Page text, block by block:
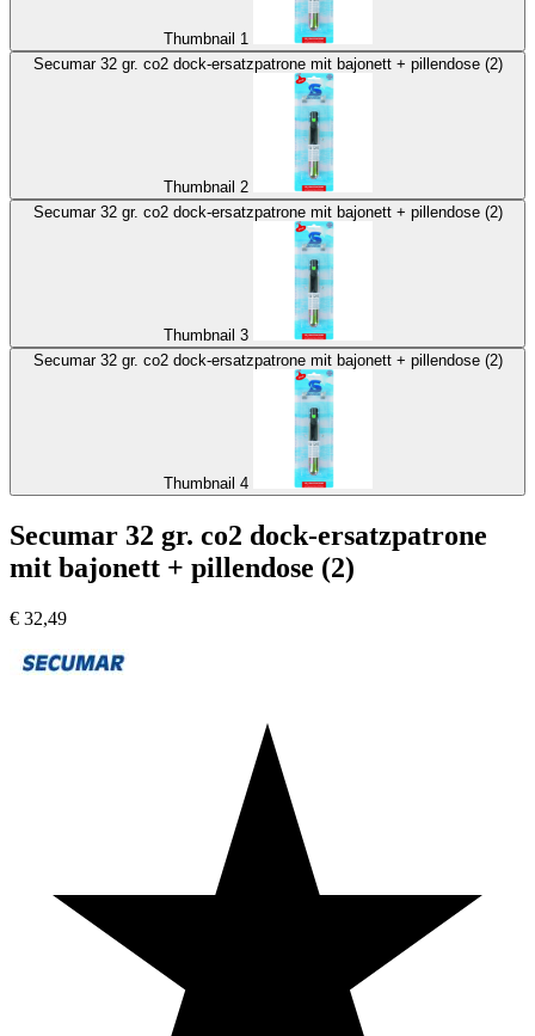
Thumbnail 1
Secumar 32 gr. co2 dock-ersatzpatrone mit bajonett + pillendose (2)
Thumbnail 2
Secumar 32 gr. co2 dock-ersatzpatrone mit bajonett + pillendose (2)
Thumbnail 3
Secumar 32 gr. co2 dock-ersatzpatrone mit bajonett + pillendose (2)
Thumbnail 4
Secumar 32 gr. co2 dock-ersatzpatrone
mit bajonett + pillendose (2)
€ 32,49